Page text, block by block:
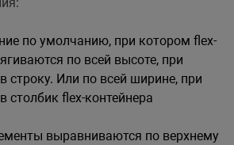
по умолчанию, при котором flex-
по всей высоте, при
строку. Или по всей ширине, при
столбик flex-контейнера
выравниваются по верхнему